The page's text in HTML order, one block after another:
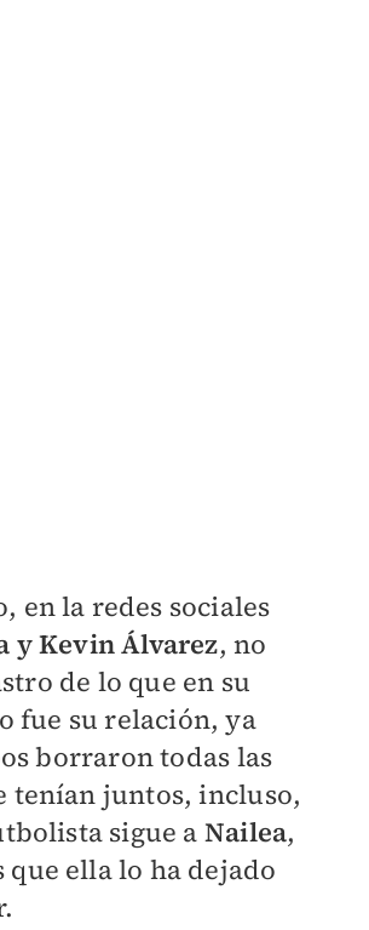
en la redes sociales
y Kevin Álvarez, no
de lo que en su
fue su relación, ya
borraron todas las
tenían juntos, incluso,
sigue a Nailea,
ella lo ha dejado